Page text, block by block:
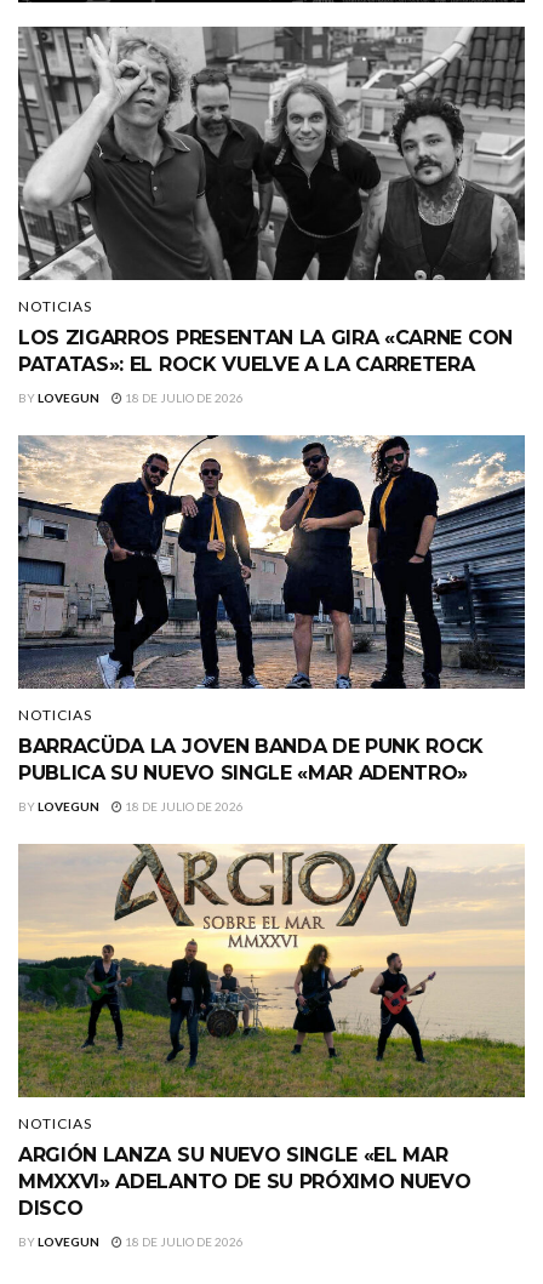
NOTICIAS
LOS ZIGARROS PRESENTAN LA GIRA «CARNE CON
PATATAS»: EL ROCK VUELVE A LA CARRETERA
BYLOVEGUN 18 DE JULIO DE 2026
NOTICIAS
BARRACÜDA LA JOVEN BANDA DE PUNK ROCK
PUBLICA SU NUEVO SINGLE «MAR ADENTRO»
BYLOVEGUN 18 DE JULIO DE 2026
NOTICIAS
ARGIÓN LANZA SU NUEVO SINGLE «EL MAR
MMXXVI» ADELANTO DE SU PRÓXIMO NUEVO
DISCO
BYLOVEGUN 18 DE JULIO DE 2026